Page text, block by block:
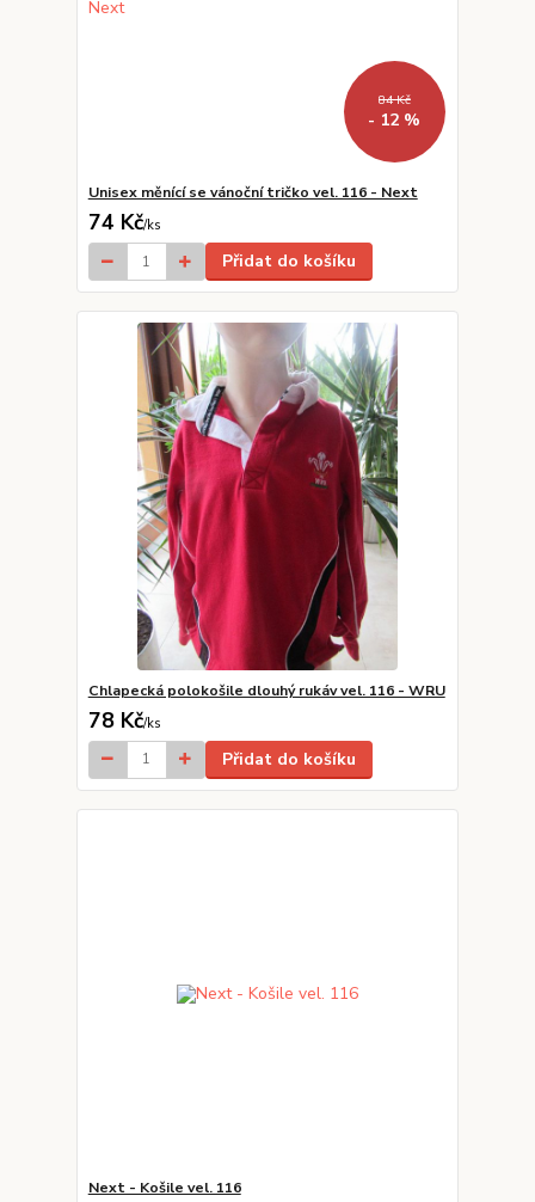
84 Kč
- 12 %
Unisex měnící se vánoční tričko vel. 116 - Next
74 Kč/ks
Přidat do košíku
Chlapecká polokošile dlouhý rukáv vel. 116 - WRU
78 Kč/ks
Přidat do košíku
Next - Košile vel. 116